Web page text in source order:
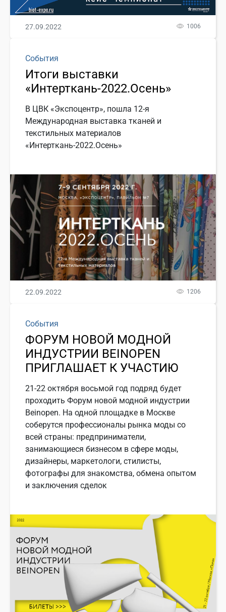
27.09.2022 1006
События
Итоги выставки
«Интерткань-2022.Осень»
В ЦВК «Экспоцентр», пошла 12-я
Международная выставка тканей и
текстильных материалов
«Интерткань-2022.Осень»
22.09.2022 1206
События
ФОРУМ НОВОЙ МОДНОЙ
ИНДУСТРИИ BEINOPEN
ПРИГЛАШАЕТ К УЧАСТИЮ
21-22 октября восьмой год подряд будет
проходить Форум новой модной индустрии
Beinopen. На одной площадке в Москве
соберутся профессионалы рынка моды со
всей страны: предприниматели,
занимающиеся бизнесом в сфере моды,
дизайнеры, маркетологи, стилисты,
фотографы для знакомства, обмена опытом
и заключения сделок